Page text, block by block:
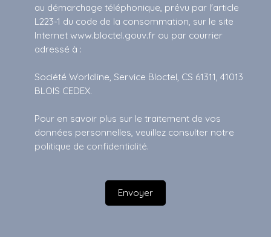
au démarchage téléphonique, prévu par l'article
L223-1 du code de la consommation, sur le site
Internet www.bloctel.gouv.fr ou par courrier
adressé à :
Société Worldline, Service Bloctel, CS 61311, 41013
BLOIS CEDEX.
Pour en savoir plus sur le traitement de vos
données personnelles, veuillez consulter notre
politique de confidentialité.
Envoyer